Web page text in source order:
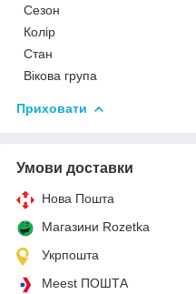
Сезон
Колір
Стан
Вікова група
Приховати
Умови доставки
Нова Пошта
Магазини Rozetka
Укрпошта
Meest ПОШТА